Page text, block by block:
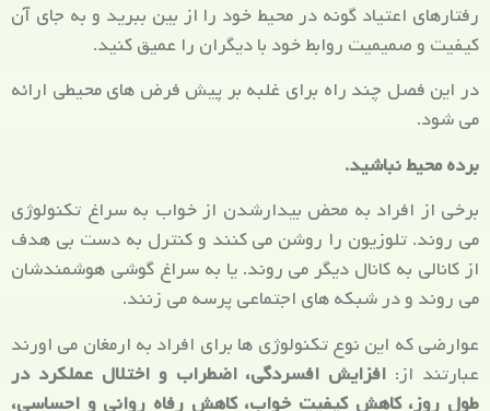
رفتارهای اعتیاد گونه در محیط خود را از بین ببرید و به جای آن
کیفیت و صمیمیت روابط خود با دیگران را عمیق کنید.
در این فصل چند راه برای غلبه بر پیش فرض های محیطی ارائه
می شود.
برده محیط نباشید.
برخی از افراد به محض بیدارشدن از خواب به سراغ تکنولوژی
می روند. تلوزیون را روشن می کنند و کنترل به دست بی هدف
از کانالی به کانال دیگر می روند. یا به سراغ گوشی هوشمندشان
می روند و در شبکه های اجتماعی پرسه می زنند.
عوارضی که این نوع تکنولوژی ها برای افراد به ارمغان می اورند
عبارتند از: افزایش افسردگی، اضطراب و اختلال عملکرد در
طول روز، کاهش کیفیت خواب، کاهش رفاه روانی و احساسی،